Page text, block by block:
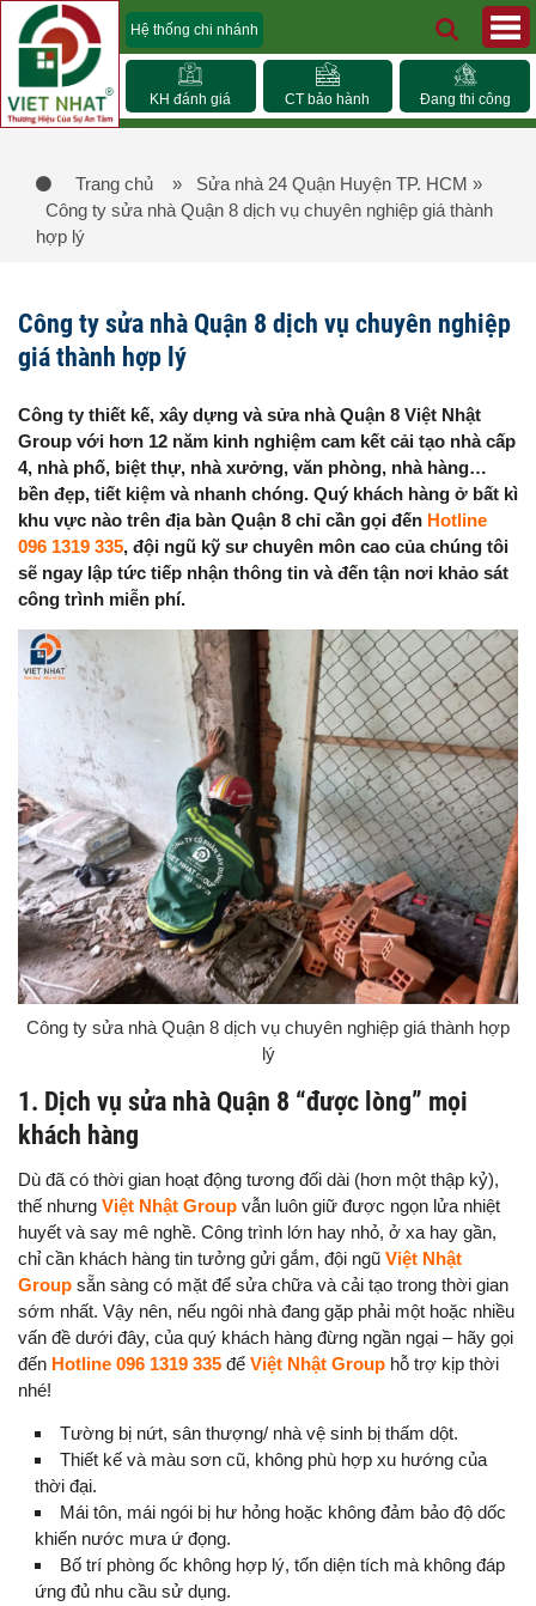
Hệ thống chi nhánh
KH đánh giá CT bảo hành Đang thi công
Trang chủ » Sửa nhà 24 Quận Huyện TP. HCM »
Công ty sửa nhà Quận 8 dịch vụ chuyên nghiệp giá thành
hợp lý
Công ty sửa nhà Quận 8 dịch vụ chuyên nghiệp
giá thành hợp lý
Công ty thiết kế, xây dựng và sửa nhà Quận 8 Việt Nhật
Group với hơn 12 năm kinh nghiệm cam kết cải tạo nhà cấp
4, nhà phố, biệt thự, nhà xưởng, văn phòng, nhà hàng…
bền đẹp, tiết kiệm và nhanh chóng. Quý khách hàng ở bất kì
khu vực nào trên địa bàn Quận 8 chỉ cần gọi đến Hotline
096 1319 335, đội ngũ kỹ sư chuyên môn cao của chúng tôi
sẽ ngay lập tức tiếp nhận thông tin và đến tận nơi khảo sát
công trình miễn phí.
Công ty sửa nhà Quận 8 dịch vụ chuyên nghiệp giá thành hợp
lý
1. Dịch vụ sửa nhà Quận 8 “được lòng” mọi
khách hàng
Dù đã có thời gian hoạt động tương đối dài (hơn một thập kỷ),
thế nhưng Việt Nhật Group vẫn luôn giữ được ngọn lửa nhiệt
huyết và say mê nghề. Công trình lớn hay nhỏ, ở xa hay gần,
chỉ cần khách hàng tin tưởng gửi gắm, đội ngũ Việt Nhật
Group sẵn sàng có mặt để sửa chữa và cải tạo trong thời gian
sớm nhất. Vậy nên, nếu ngôi nhà đang gặp phải một hoặc nhiều
vấn đề dưới đây, của quý khách hàng đừng ngần ngại – hãy gọi
đến Hotline 096 1319 335 để Việt Nhật Group hỗ trợ kịp thời
nhé!
Tường bị nứt, sân thượng/ nhà vệ sinh bị thấm dột.
Thiết kế và màu sơn cũ, không phù hợp xu hướng của
thời đại.
Mái tôn, mái ngói bị hư hỏng hoặc không đảm bảo độ dốc
khiến nước mưa ứ đọng.
Bố trí phòng ốc không hợp lý, tốn diện tích mà không đáp
ứng đủ nhu cầu sử dụng.